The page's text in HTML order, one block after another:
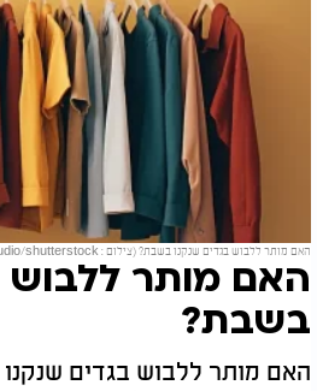
האם מותר ללבוש בגדים שנקנו בשבת? (צילום : Suteren Studio/shutterstock)
האם מותר ללבוש
בשבת?
האם מותר ללבוש בגדים